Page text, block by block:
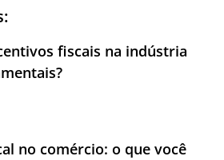
fiscais na indústria
no comércio: o que você